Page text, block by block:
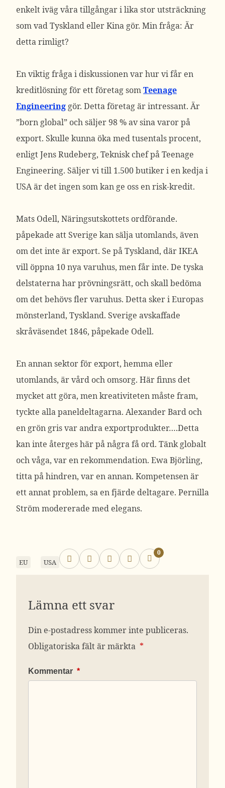
enkelt iväg våra tillgångar i lika stor utsträckning
som vad Tyskland eller Kina gör. Min fråga: Är
detta rimligt?
En viktig fråga i diskussionen var hur vi får en
kreditlösning för ett företag somTeenage
Engineering gör. Detta företag är intressant. Är
”born global” och säljer 98 % av sina varor på
export. Skulle kunna öka med tusentals procent,
enligt Jens Rudeberg, Teknisk chef på Teenage
Engineering. Säljer vi till 1.500 butiker i en kedja i
USA är det ingen som kan ge oss en risk-kredit.
Mats Odell, Näringsutskottets ordförande.
påpekade att Sverige kan sälja utomlands, även
om det inte är export. Se på Tyskland, där IKEA
vill öppna 10 nya varuhus, men får inte. De tyska
delstaterna har prövningsrätt, och skall bedöma
om det behövs fler varuhus. Detta sker i Europas
mönsterland, Tyskland. Sverige avskaffade
skråväsendet 1846, påpekade Odell.
En annan sektor för export, hemma eller
utomlands, är vård och omsorg. Här finns det
mycket att göra, men kreativiteten måste fram,
tyckte alla paneldeltagarna. Alexander Bard och
en grön gris var andra exportprodukter….Detta
kan inte återges här på några få ord. Tänk globalt
och våga, var en rekommendation. Ewa Björling,
titta på hindren, var en annan. Kompetensen är
ett annat problem, sa en fjärde deltagare. Pernilla
Ström modererade med elegans.
EU USA
0
Lämna ett svar
Din e-postadress kommer inte publiceras.
Obligatoriska fält är märkta *
Kommentar *